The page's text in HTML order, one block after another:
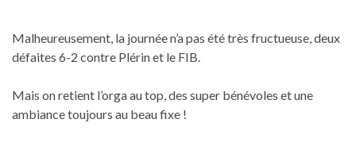
Malheureusement, la journée n’a pas été très fructueuse, deux
défaites 6-2 contre Plérin et le FIB.
Mais on retient l’orga au top, des super bénévoles et une
ambiance toujours au beau fixe !